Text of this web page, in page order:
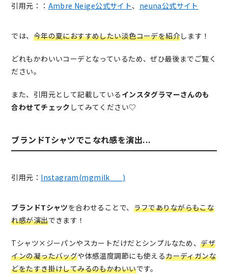
引用元：： Ambre Neige公式サイト、 neuna公式サイト
では、 今年の夏におすすめしたい淡色コーデを紹介します！
どれもかわいいコーデとなっているため、ぜひ最後までご覧く
ださい。
また、引用元として記載している インスタグラマーさんのも
合わせてチェック してみてください♡
ブランドTシャツでこなれ感を演出...
引用元： Instagram(mgmilk___)
ブランドTシャツを合わせることで、 ラフでありながらもこな
れ感が演出できます！
Tシャツ×ジーパンやスカートだけだとシンプルなため、デザ
インの凝ったバッグや体感温度調節にも使えるカーディガンな
どをたすき掛けしてみるのもかわいいです。